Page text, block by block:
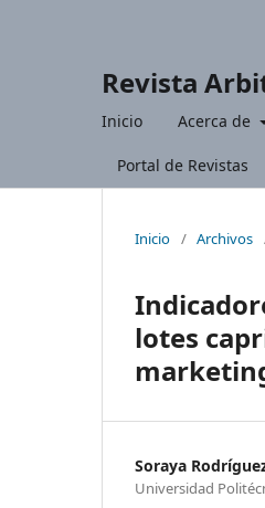
Revista
Inicio Acerca de
Portal de Revistas
Inicio / Archivos
lotes
Soraya
Universidad